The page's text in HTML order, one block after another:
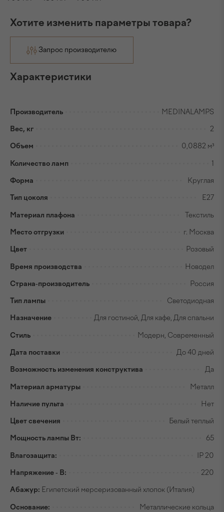
Хотите изменить параметры товара?
Запрос производителю
Характеристики
Производитель MEDINALAMPS
Вес, кг 2
Объем 0,0882 м³
Количество ламп 1
Форма Круглая
Тип цоколя E27
Материал плафона Текстиль
Место отгрузки г. Москва
Цвет Розовый
Время производства Новодел
Страна-производитель Россия
Тип лампы Светодиодная
Назначение Для гостиной, Для кафе, Для спальни
Стиль Модерн, Современный
Дата поставки До 40 дней
Возможность изменения конструктива Да
Материал арматуры Металл
Наличие пульта Нет
Цвет свечения Белый теплый
Мощность лампы Вт: 65
Влагозащита: IP 20
Напряжение - В: 220
Абажур: Египетский мерсеризованный хлопок (Италия)
Основание: Металлические кольца